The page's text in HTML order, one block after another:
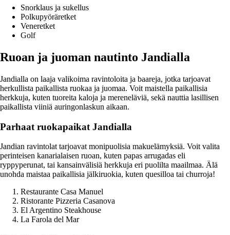
Snorklaus ja sukellus
Polkupyöräretket
Veneretket
Golf
Ruoan ja juoman nautinto Jandialla
Jandialla on laaja valikoima ravintoloita ja baareja, jotka tarjoavat
herkullista paikallista ruokaa ja juomaa. Voit maistella paikallisia
herkkuja, kuten tuoreita kaloja ja mereneläviä, sekä nauttia lasillisen
paikallista viiniä auringonlaskun aikaan.
Parhaat ruokapaikat Jandialla
Jandian ravintolat tarjoavat monipuolisia makuelämyksiä. Voit valita
perinteisen kanarialaisen ruoan, kuten papas arrugadas eli
ryppyperunat, tai kansainvälisiä herkkuja eri puolilta maailmaa. Älä
unohda maistaa paikallisia jälkiruokia, kuten quesilloa tai churroja!
Restaurante Casa Manuel
Ristorante Pizzeria Casanova
El Argentino Steakhouse
La Farola del Mar